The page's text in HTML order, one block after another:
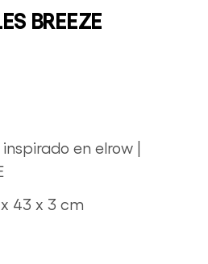
BREEZE
en elrow |
43 x 3 cm